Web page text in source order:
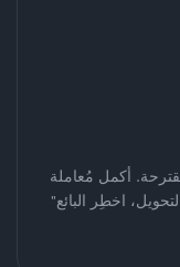
أكمل مُعاملة
اخطِر البائع"